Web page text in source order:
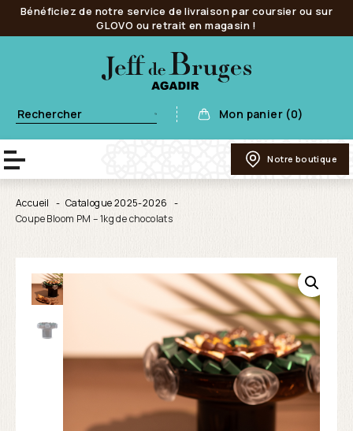
Bénéficiez de notre service de livraison par coursier ou sur
GLOVO ou retrait en magasin !
Mon panier (0)
Notre boutique
Accueil
Catalogue 2025-2026
Coupe Bloom PM – 1kg de chocolats